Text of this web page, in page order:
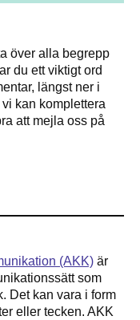
över alla begrepp
du ett viktigt ord
längst ner i
kan komplettera
att mejla oss på
(AKK) är
som
Det kan vara i form
eller tecken. AKK